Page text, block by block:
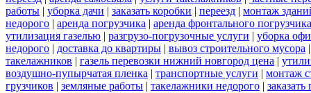
работы | уборка дачи | заказать коробки | переезд | монтаж
недорого | аренда погрузчика | аренда фронтального погрузчика
утилизация газелью | разгрузо-погрузочные услуги | уборка
недорого | доставка до квартиры | вывоз строительного мусора
такелажников | газель перевозки нижний новгород цена |
воздушно-пупырчатая пленка | транспортные услуги | монтаж
грузчиков | земляные работы | такелажники недорого |